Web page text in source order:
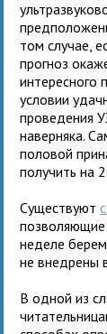
том случае,
прогноз
интересного
условии
проведения
наверняка.
половой
получить на
Существуют
неделе
не внедрены
В одной из